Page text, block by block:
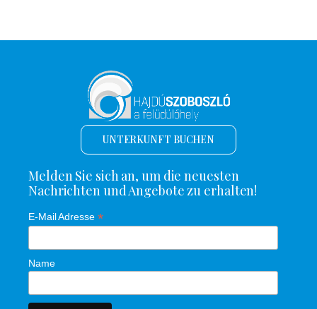
UNTERKUNFT BUCHEN
Melden Sie sich an, um die neuesten
Nachrichten und Angebote zu erhalten!
E-Mail Adresse *
Name